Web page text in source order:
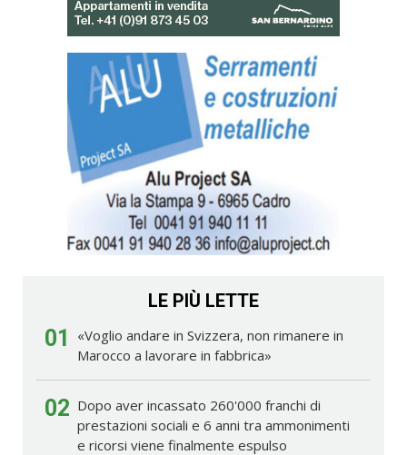
LE PIÙ LETTE
01
«Voglio andare in Svizzera, non rimanere in
Marocco a lavorare in fabbrica»
02 Dopo aver incassato 260'000 franchi di
prestazioni sociali e 6 anni tra ammonimenti
e ricorsi viene finalmente espulso